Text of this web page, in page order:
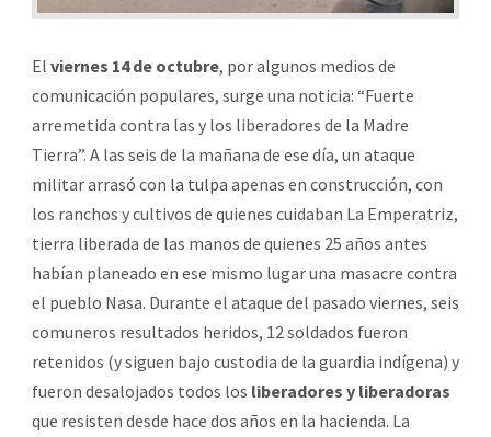
El viernes 14 de octubre, por algunos medios de
comunicación populares, surge una noticia: “Fuerte
arremetida contra las y los liberadores de la Madre
Tierra”. A las seis de la mañana de ese día, un ataque
militar arrasó con la tulpa apenas en construcción, con
los ranchos y cultivos de quienes cuidaban La Emperatriz,
tierra liberada de las manos de quienes 25 años antes
habían planeado en ese mismo lugar una masacre contra
el pueblo Nasa. Durante el ataque del pasado viernes, seis
comuneros resultados heridos, 12 soldados fueron
retenidos (y siguen bajo custodia de la guardia indígena) y
fueron desalojados todos los liberadores y liberadoras
que resisten desde hace dos años en la hacienda. La